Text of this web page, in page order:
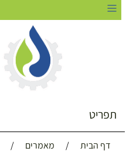
תפריט
דף הבית / מאמרים /